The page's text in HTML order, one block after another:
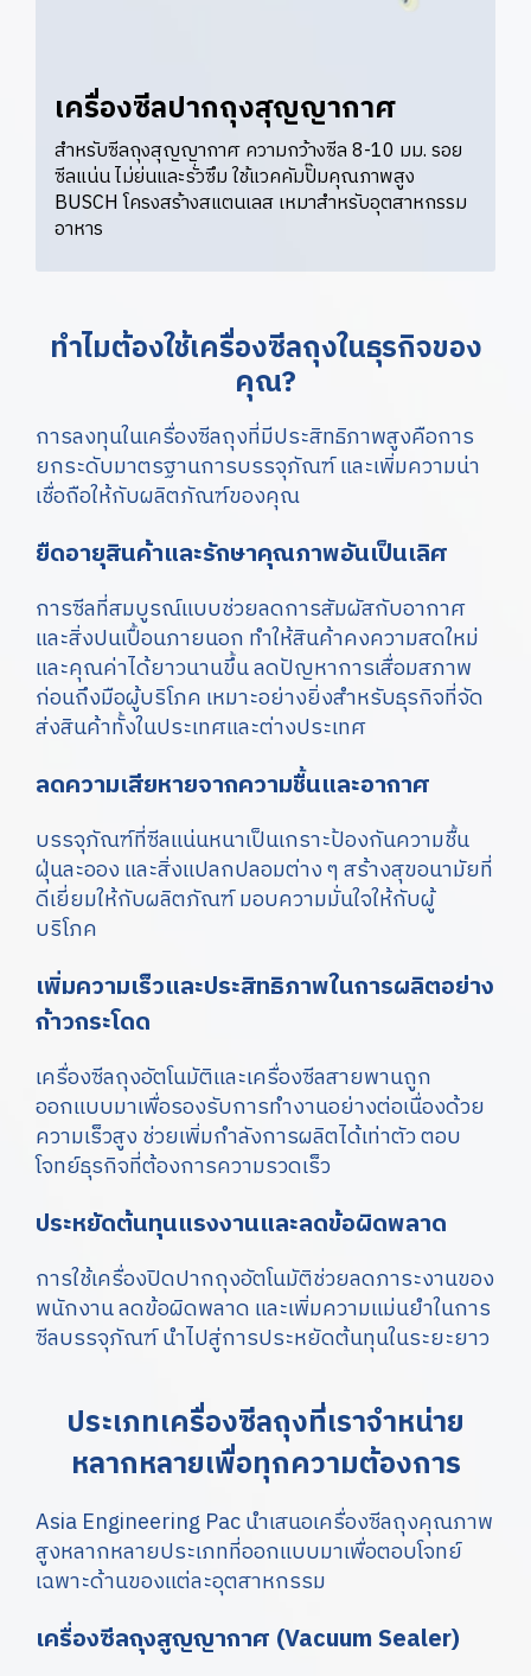
เครื่องซีลปากถุงสุญญากาศ
สำหรับซีลถุงสุญญากาศ ความกว้างซีล 8-10 มม. รอย
ซีลแน่น ไม่ย่นและรั่วซึม ใช้แวคคัมปั๊มคุณภาพสูง
BUSCH โครงสร้างสแตนเลส เหมาสำหรับอุตสาหกรรม
อาหาร
ทำไมต้องใช้เครื่องซีลถุงในธุรกิจของ
คุณ?
การลงทุนในเครื่องซีลถุงที่มีประสิทธิภาพสูงคือการ
ยกระดับมาตรฐานการบรรจุภัณฑ์ และเพิ่มความน่า
เชื่อถือให้กับผลิตภัณฑ์ของคุณ
ยืดอายุสินค้าและรักษาคุณภาพอันเป็นเลิศ
การซีลที่สมบูรณ์แบบช่วยลดการสัมผัสกับอากาศ
และสิ่งปนเปื้อนภายนอก ทำให้สินค้าคงความสดใหม่
และคุณค่าได้ยาวนานขึ้น ลดปัญหาการเสื่อมสภาพ
ก่อนถึงมือผู้บริโภค เหมาะอย่างยิ่งสำหรับธุรกิจที่จัด
ส่งสินค้าทั้งในประเทศและต่างประเทศ
ลดความเสียหายจากความชื้นและอากาศ
บรรจุภัณฑ์ที่ซีลแน่นหนาเป็นเกราะป้องกันความชื้น
ฝุ่นละออง และสิ่งแปลกปลอมต่าง ๆ สร้างสุขอนามัยที่
ดีเยี่ยมให้กับผลิตภัณฑ์ มอบความมั่นใจให้กับผู้
บริโภค
เพิ่มความเร็วและประสิทธิภาพในการผลิตอย่าง
ก้าวกระโดด
เครื่องซีลถุงอัตโนมัติและเครื่องซีลสายพานถูก
ออกแบบมาเพื่อรองรับการทำงานอย่างต่อเนื่องด้วย
ความเร็วสูง ช่วยเพิ่มกำลังการผลิตได้เท่าตัว ตอบ
โจทย์ธุรกิจที่ต้องการความรวดเร็ว
ประหยัดต้นทุนแรงงานและลดข้อผิดพลาด
การใช้เครื่องปิดปากถุงอัตโนมัติช่วยลดภาระงานของ
พนักงาน ลดข้อผิดพลาด และเพิ่มความแม่นยำในการ
ซีลบรรจุภัณฑ์ นำไปสู่การประหยัดต้นทุนในระยะยาว
ประเภทเครื่องซีลถุงที่เราจำหน่าย
หลากหลายเพื่อทุกความต้องการ
Asia Engineering Pac นำเสนอเครื่องซีลถุงคุณภาพ
สูงหลากหลายประเภทที่ออกแบบมาเพื่อตอบโจทย์
เฉพาะด้านของแต่ละอุตสาหกรรม
เครื่องซีลถุงสูญญากาศ (Vacuum Sealer)